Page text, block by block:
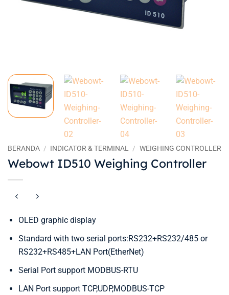
BERANDA / INDICATOR & TERMINAL / WEIGHING CONTROLLER
Webowt ID510 Weighing Controller
OLED graphic display
Standard with two serial ports:RS232+RS232/485 or
RS232+RS485+LAN Port(EtherNet)
Serial Port support MODBUS-RTU
LAN Port support TCP,UDP,MODBUS-TCP